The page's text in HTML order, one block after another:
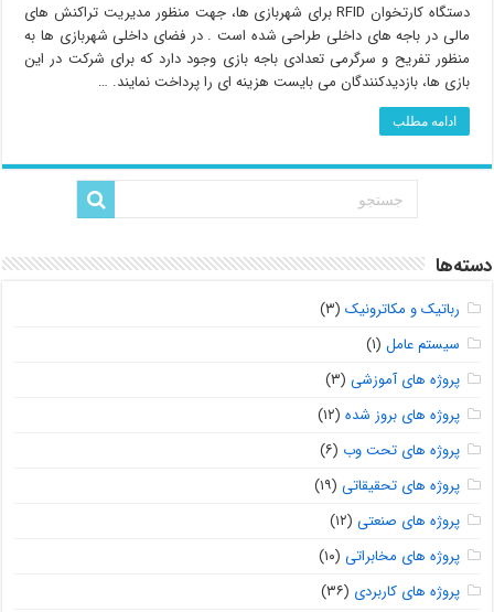
دستگاه کارتخوان RFID برای شهربازی ها، جهت منظور مدیریت تراکنش های
مالی در باجه های داخلی طراحی شده است . در فضای داخلی شهربازی ها به
منظور تفریح و سرگرمی تعدادی باجه بازی وجود دارد که برای شرکت در این
بازی ها، بازدیدکنندگان می بایست هزینه ای را پرداخت نمایند. …
ادامه مطلب
دسته‌ها
رباتیک و مکاترونیک (۳)
سیستم عامل (۱)
پروژه های آموزشی (۳)
پروژه های بروز شده (۱۲)
پروژه های تحت وب (۶)
پروژه های تحقیقاتی (۱۹)
پروژه های صنعتی (۱۲)
پروژه های مخابراتی (۱۰)
پروژه های کاربردی (۳۶)